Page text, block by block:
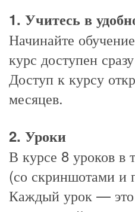
1. Учитесь в
Начинайте
курс доступен
Доступ к курсу
месяцев.
2. Уроки
В курсе 8 уроков в
(со скриншотами и
Каждый урок —